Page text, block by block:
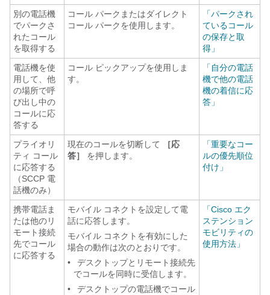
別の電話機
でパークさ
れたコール
を取得する
コール パークまたはダイレクト
コール パークを使用します。
「パークされ
ているコール
の保存と取
得」
電話機を使
用して、他
の場所で呼
び出し中の
コールに応
答する
コール ピックアップを使用しま
す。
「自分の電話
機で他の電話
機の着信に応
答」
プライオリ
ティ コール
に応答する
（SCCP 電
話機のみ）
現在のコールを切断して
［応
答］
を押します。
「重要なコー
ルの優先順位
付け」
携帯電話ま
たは他のリ
モート接続
先でコール
に応答する
モバイル コネクトを設定して電
話に応答します。
モバイル コネクトを有効にした
場合の動作は次のとおりです。
•
デスクトップとリモート接続先
でコールを同時に受信します。
•
デスクトップの電話機でコール
「Cisco エク
ステンション
モビリティの
使用方法」